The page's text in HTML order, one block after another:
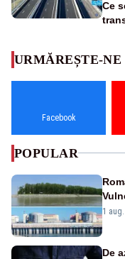
Ce
URMĂREȘTE-NE
Facebook
POPULAR
în
1
De